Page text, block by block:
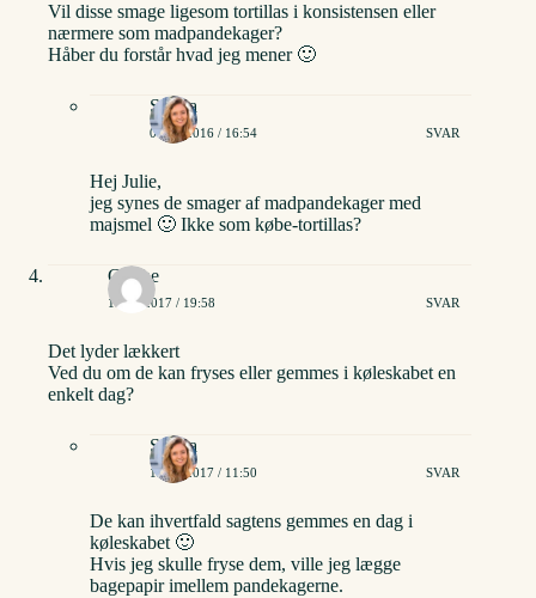
Vil disse smage ligesom tortillas i konsistensen eller
nærmere som madpandekager?
Håber du forstår hvad jeg mener 🙂
Stinna
06/05/2016 / 16:54 SVAR
Hej Julie,
jeg synes de smager af madpandekager med
majsmel 🙂 Ikke som købe-tortillas?
Grethe
10/01/2017 / 19:58 SVAR
Det lyder lækkert
Ved du om de kan fryses eller gemmes i køleskabet en
enkelt dag?
Stinna
12/01/2017 / 11:50 SVAR
De kan ihvertfald sagtens gemmes en dag i
køleskabet 🙂
Hvis jeg skulle fryse dem, ville jeg lægge
bagepapir imellem pandekagerne.